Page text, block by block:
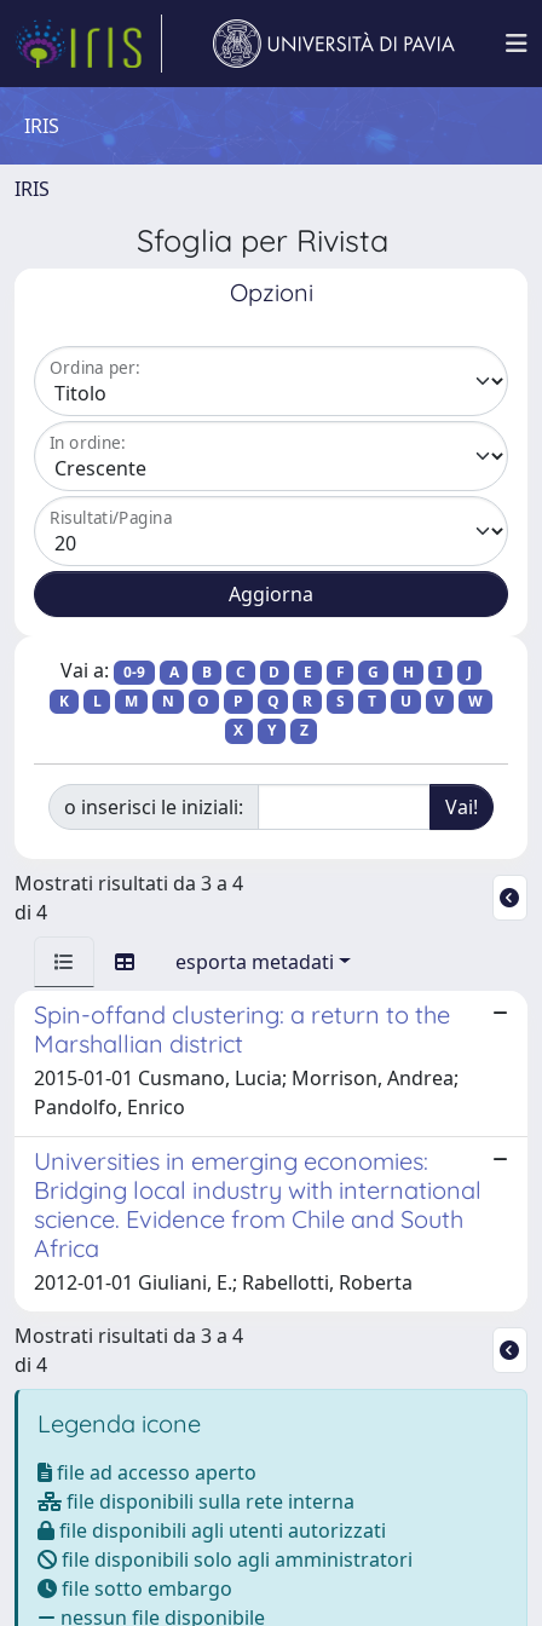
IRIS
IRIS
Sfoglia per Rivista
Opzioni
Ordina per:
In ordine:
Risultati/Pagina
Vai a: 0-9 A B C D E F G H I
J
K
L M N O P Q R S T U V
W
X
Y Z
o inserisci le iniziali:
Mostrati risultati da 3 a 4
di 4
esporta metadati
Spin-offand clustering: a return to the
Marshallian district
2015-01-01 Cusmano, Lucia; Morrison, Andrea;
Pandolfo, Enrico
Universities in emerging economies:
Bridging local industry with international
science. Evidence from Chile and South
Africa
2012-01-01 Giuliani, E.; Rabellotti, Roberta
Mostrati risultati da 3 a 4
di 4
Legenda icone
file ad accesso aperto
file disponibili sulla rete interna
file disponibili agli utenti autorizzati
file disponibili solo agli amministratori
file sotto embargo
nessun file disponibile